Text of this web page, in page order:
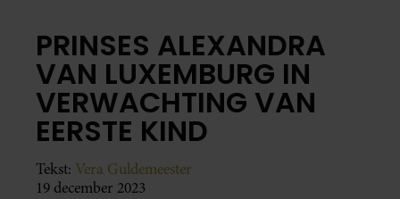
PRINSES ALEXANDRA
VAN LUXEMBURG IN
VERWACHTING VAN
EERSTE KIND
Tekst: Vera Guldemeester
19 december 2023